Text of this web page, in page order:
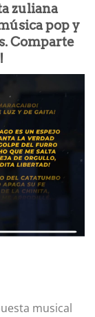
zuliana
pop y
Comparte
musical